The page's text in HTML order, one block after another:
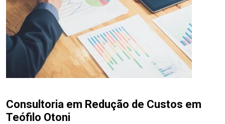
Consultoria em Redução de Custos em
Teófilo Otoni